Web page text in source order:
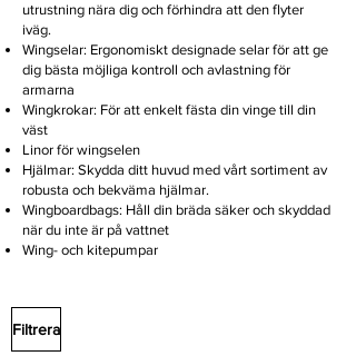
utrustning nära dig och förhindra att den flyter
iväg.
Wingselar: Ergonomiskt designade selar för att ge
dig bästa möjliga kontroll och avlastning för
armarna
Wingkrokar: För att enkelt fästa din vinge till din
väst
Linor för wingselen
Hjälmar: Skydda ditt huvud med vårt sortiment av
robusta och bekväma hjälmar.
Wingboardbags: Håll din bräda säker och skyddad
när du inte är på vattnet
Wing- och kitepumpar
Filtrera